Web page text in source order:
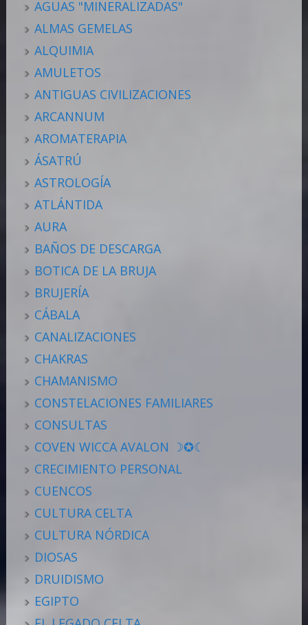
AGUAS "MINERALIZADAS"
ALMAS GEMELAS
ALQUIMIA
AMULETOS
ANTIGUAS CIVILIZACIONES
ARCANNUM
AROMATERAPIA
ÁSATRÚ
ASTROLOGÍA
ATLÁNTIDA
AURA
BAÑOS DE DESCARGA
BOTICA DE LA BRUJA
BRUJERÍA
CÁBALA
CANALIZACIONES
CHAKRAS
CHAMANISMO
CONSTELACIONES FAMILIARES
CONSULTAS
COVEN WICCA AVALON ☽✪☾
CRECIMIENTO PERSONAL
CUENCOS
CULTURA CELTA
CULTURA NÓRDICA
DIOSAS
DRUIDISMO
EGIPTO